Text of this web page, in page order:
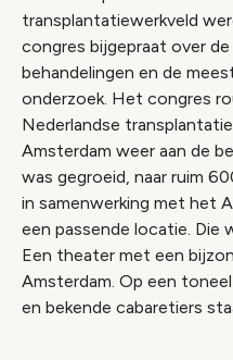
transplantatiewerkveld
congres bijgepraat over
behandelingen en de
onderzoek. Het congres
Nederlandse
Amsterdam weer aan de
was gegroeid, naar ruim
in samenwerking met het
een passende locatie. Die
Een theater met een
Amsterdam. Op een
en bekende cabaretiers